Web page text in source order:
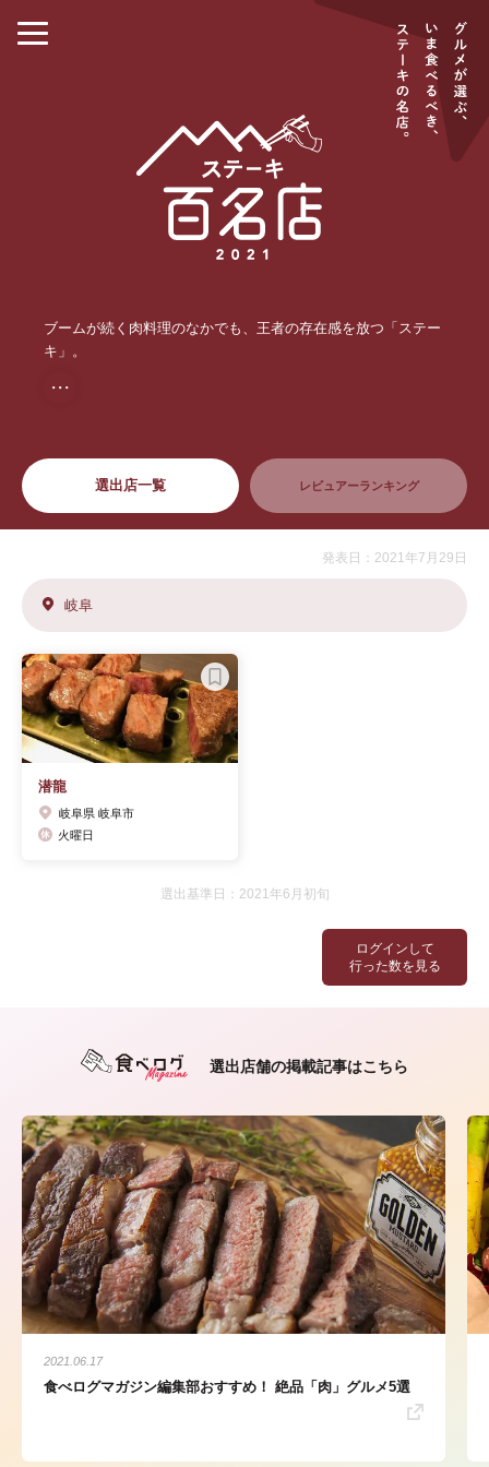
ブームが続く肉料理のなかでも、王者の存在感を放つ「ステー
キ」。
・・・
選出店一覧 レビュアーランキング
ログインして
行った数を見る
発表日：2021年7月29日
岐阜
潜龍
岐阜県 岐阜市
火曜日
選出基準日：2021年6月初旬
選出店舗の掲載記事はこちら
2021.06.17
食べログマガジン編集部おすすめ！ 絶品「肉」グルメ5選